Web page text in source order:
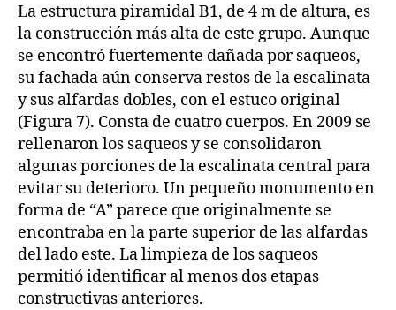
La estructura piramidal B1, de 4 m de altura, es
la construcción más alta de este grupo. Aunque
se encontró fuertemente dañada por saqueos,
su fachada aún conserva restos de la escalinata
y sus alfardas dobles, con el estuco original
(Figura 7). Consta de cuatro cuerpos. En 2009 se
rellenaron los saqueos y se consolidaron
algunas porciones de la escalinata central para
evitar su deterioro. Un pequeño monumento en
forma de “A” parece que originalmente se
encontraba en la parte superior de las alfardas
del lado este. La limpieza de los saqueos
permitió identificar al menos dos etapas
constructivas anteriores.